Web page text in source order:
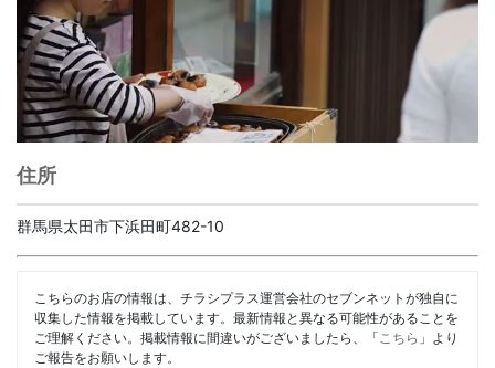
住所
群馬県太田市下浜田町482-10
こちらのお店の情報は、チラシプラス運営会社のセブンネットが独自に
収集した情報を掲載しています。最新情報と異なる可能性があることを
ご理解ください。掲載情報に間違いがございましたら、「 こちら 」より
ご報告をお願いします。